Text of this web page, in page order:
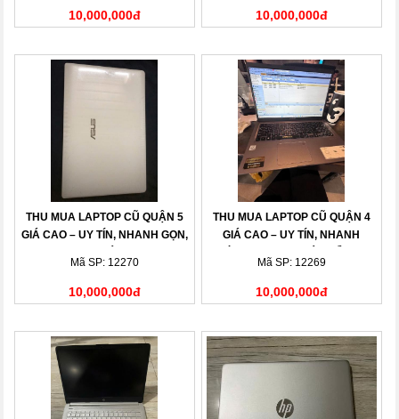
10,000,000đ 10,000,000đ
THU MUA LAPTOP CŨ QUẬN 5
GIÁ CAO – UY TÍN, NHANH GỌN,
Mã SP: 12270
10,000,000đ
THU MUA LAPTOP CŨ QUẬN 4
GIÁ CAO – UY TÍN, NHANH
Mã SP: 12269
10,000,000đ